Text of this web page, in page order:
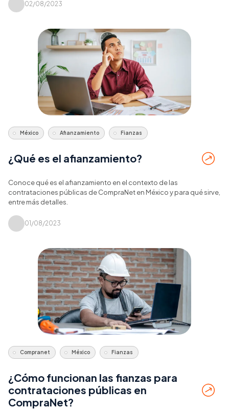
02/08/2023
México Afianzamiento Fianzas
¿Qué es el afianzamiento?
Conoce qué es el afianzamiento en el contexto de las
contrataciones públicas de CompraNet en México y para qué sirve,
entre más detalles.
01/08/2023
Compranet México Fianzas
¿Cómo funcionan las fianzas para
contrataciones públicas en
CompraNet?